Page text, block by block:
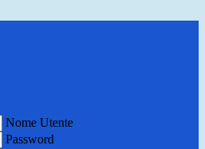
Nome Utente
Password